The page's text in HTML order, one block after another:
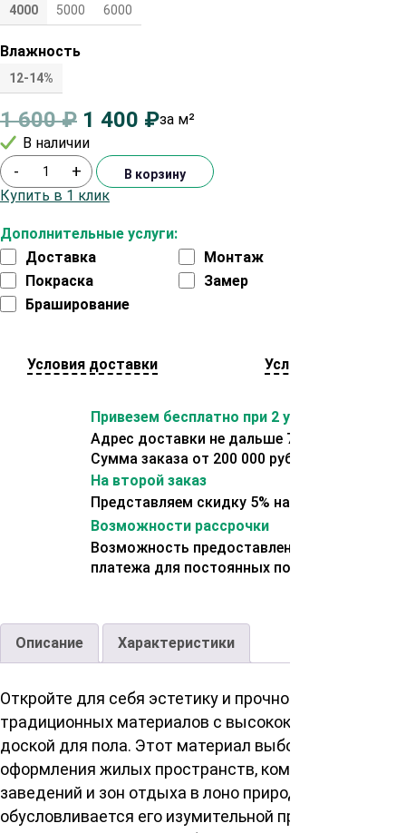
4000 5000 6000
Влажность
12-14%
1 600₽ 1 400 ₽за м²
В наличии
Дополнительные услуги:
Доставка
Монтаж
Покраска
Замер
Браширование
- + В корзину
Купить в 1 клик
Условия доставки Условия оплаты
Привезем бесплатно при 2 условиях:
Адрес доставки не дальше 70 км от склада.
Сумма заказа от 200 000 рублей.
На второй заказ
Представляем скидку 5% на второй заказ
Возможности рассрочки
Возможность предоставления отсрочки
платежа для постоянных покупателей.
Описание Характеристики
Откройте для себя эстетику и прочность
традиционных материалов с высококачественной
доской для пола. Этот материал выбора для
оформления жилых пространств, коммерческих
заведений и зон отдыха в лоно природы,
обусловливается его изумительной прочностью и